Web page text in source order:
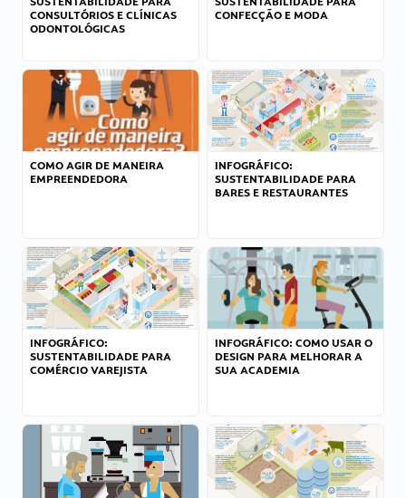
CONSULTÓRIOS E CLÍNICAS
ODONTOLÓGICAS
CONFECÇÃO E MODA
COMO AGIR DE MANEIRA
EMPREENDEDORA
INFOGRÁFICO:
SUSTENTABILIDADE PARA
BARES E RESTAURANTES
INFOGRÁFICO:
SUSTENTABILIDADE PARA
COMÉRCIO VAREJISTA
INFOGRÁFICO: COMO USAR O
DESIGN PARA MELHORAR A
SUA ACADEMIA